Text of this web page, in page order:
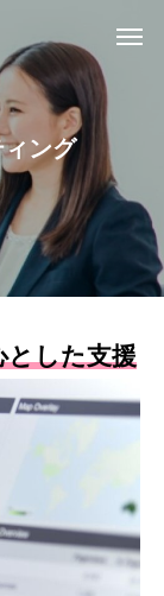
ィ ング
とした支援